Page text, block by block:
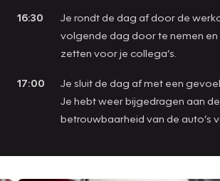
16:30
Je rondt de dag af door de
volgende dag door te nemen en
zetten voor je collega’s.
17:00
Je sluit de dag af met een
Je hebt weer bijgedragen aan
betrouwbaarheid van de auto’s